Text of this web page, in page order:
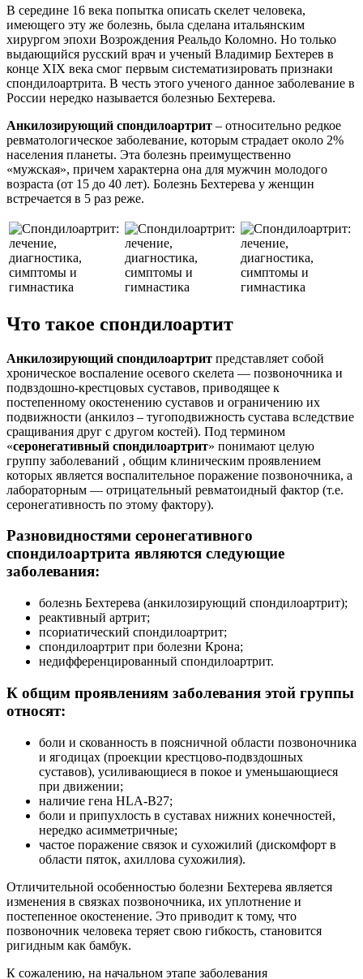
В середине 16 века попытка описать скелет человека,
имеющего эту же болезнь, была сделана итальянским
хирургом эпохи Возрождения Реальдо Коломно. Но только
выдающийся русский врач и ученый Владимир Бехтерев в
конце XIX века смог первым систематизировать признаки
спондилоартрита. В честь этого ученого данное заболевание в
России нередко называется болезнью Бехтерева.
Анкилозирующий спондилоартрит – относительно редкое
ревматологическое заболевание, которым страдает около 2%
населения планеты. Эта болезнь преимущественно
«мужская», причем характерна она для мужчин молодого
возраста (от 15 до 40 лет). Болезнь Бехтерева у женщин
встречается в 5 раз реже.
Что такое спондилоартит
Анкилозирующий спондилоартрит представляет собой
хроническое воспаление осевого скелета — позвоночника и
подвздошно-крестцовых суставов, приводящее к
постепенному окостенению суставов и ограничению их
подвижности (анкилоз – тугоподвижность сустава вследствие
сращивания друг с другом костей). Под термином
«серонегативный спондилоартрит» понимают целую
группу заболеваний , общим клиническим проявлением
которых является воспалительное поражение позвоночника, а
лабораторным — отрицательный ревматоидный фактор (т.е.
серонегативность по этому фактору).
Разновидностями серонегативного
спондилоартрита являются следующие
заболевания:
болезнь Бехтерева (анкилозирующий спондилоартрит);
реактивный артрит;
псориатический спондилоартрит;
спондилоартрит при болезни Крона;
недифференцированный спондилоартрит.
К общим проявлениям заболевания этой группы
относят:
боли и скованность в поясничной области позвоночника
и ягодицах (проекции крестцово-подвздошных
суставов), усиливающиеся в покое и уменьшающиеся
при движении;
наличие гена HLA-B27;
боли и припухлость в суставах нижних конечностей,
нередко асимметричные;
частое поражение связок и сухожилий (дискомфорт в
области пяток, ахиллова сухожилия).
Отличительной особенностью болезни Бехтерева является
изменения в связках позвоночника, их уплотнение и
постепенное окостенение. Это приводит к тому, что
позвоночник человека теряет свою гибкость, становится
ригидным как бамбук.
К сожалению, на начальном этапе заболевания